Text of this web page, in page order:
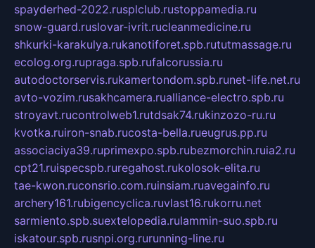
spayderhed-2022.rusplclub.rustoppamedia.ru
snow-guard.ruslovar-ivrit.rucleanmedicine.ru
shkurki-karakulya.rukanotiforet.spb.rututmassage.ru
ecolog.org.rupraga.spb.rufalcorussia.ru
autodoctorservis.rukamertondom.spb.runet-life.net.ru
avto-vozim.rusakhcamera.rualliance-electro.spb.ru
stroyavt.rucontrolweb1.rutdsak74.rukinzozo-ru.ru
kvotka.ruiron-snab.rucosta-bella.rueugrus.pp.ru
associaciya39.ruprimexpo.spb.rubezmorchin.ruia2.ru
cpt21.ruispecspb.ruregahost.rukolosok-elita.ru
tae-kwon.ruconsrio.com.ruinsiam.ruavegainfo.ru
archery161.rubigencyclica.ruvlast16.rukorru.net
sarmiento.spb.suextelopedia.rulammin-suo.spb.ru
iskatour.spb.rusnpi.org.rurunning-line.ru